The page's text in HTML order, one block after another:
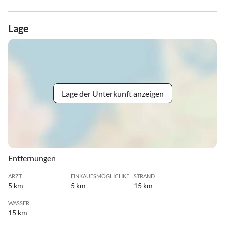
Lage
Lage der Unterkunft anzeigen
Entfernungen
ARZT
5 km
EINKAUFSMÖGLICHKEIT
5 km
STRAND
15 km
WASSER
15 km